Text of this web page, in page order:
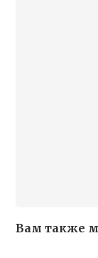
Вам также